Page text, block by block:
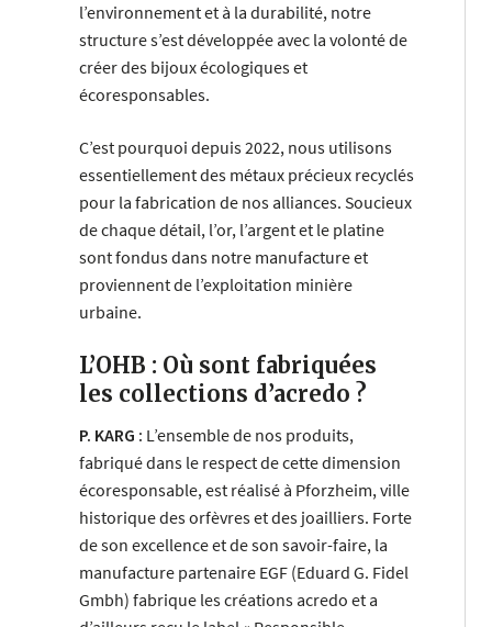
l’environnement et à la durabilité, notre
structure s’est développée avec la volonté de
créer des bijoux écologiques et
écoresponsables.
C’est pourquoi depuis 2022, nous utilisons
essentiellement des métaux précieux recyclés
pour la fabrication de nos alliances. Soucieux
de chaque détail, l’or, l’argent et le platine
sont fondus dans notre manufacture et
proviennent de l’exploitation minière
urbaine.
L’OHB : Où sont fabriquées
les collections d’acredo ?
P. KARG : L’ensemble de nos produits,
fabriqué dans le respect de cette dimension
écoresponsable, est réalisé à Pforzheim, ville
historique des orfèvres et des joailliers. Forte
de son excellence et de son savoir-faire, la
manufacture partenaire EGF (Eduard G. Fidel
Gmbh) fabrique les créations acredo et a